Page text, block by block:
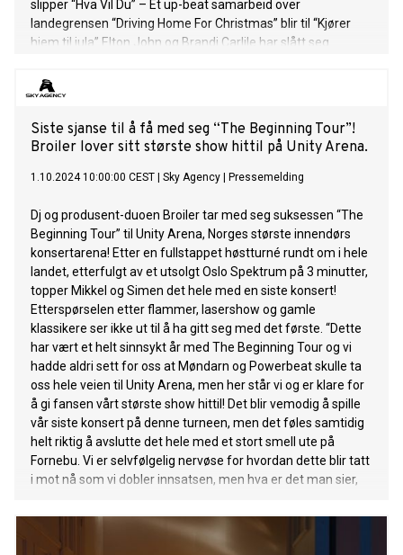
slipper “Hva Vil Du” – Et up-beat samarbeid over
landegrensen “Driving Home For Christmas” blir til “Kjører
hjem til jula” Elton John og Brandi Carlile har slått seg
skrevet av Elton og den amerikanske superstjerne Brandi
Carlile sommeren 2023, da Elton tilpasset seg livet av
scenen og utenfor veien etter å ha fullført sin Farewell
Yellow Brick Road-tour. Låten blir å høre i den kommende
Disney+-dokumentaren “Elton John: Never Too Late”.
Dokumentaren følger Eltons tilbakeblikk på livet og de tidlige
inspirerende reise. Dokumentaren har premiere 13.
desember på Disney+ og er regissert av R.J. Cutler og David
Furnish. Den britiske trioen FLO har slått seg sammen med
GloRilla på den nye låten “In My Bag”. Låten er å finne på
FLOs debutalbum Access All Areas som er ute i dag. MNEK
har vært med på produsent-siden samt bidrat
Siste sjanse til å få med seg “The Beginning Tour”!
Broiler lover sitt største show hittil på Unity Arena.
1.10.2024 10:00:00 CEST Sky Agency Pressemelding
Dj og produsent-duoen Broiler tar med seg suksessen “The
Beginning Tour” til Unity Arena, Norges største innendørs
konsertarena! Etter en fullstappet høstturné rundt om i hele
landet, etterfulgt av et utsolgt Oslo Spektrum på 3 minutter,
topper Mikkel og Simen det hele med en siste konsert!
Etterspørselen etter flammer, lasershow og gamle
klassikere ser ikke ut til å ha gitt seg med det første. “Dette
har vært et helt sinnsykt år med The Beginning Tour og vi
hadde aldri sett for oss at Møndarn og Powerbeat skulle ta
oss hele veien til Unity Arena, men her står vi og er klare for
å gi fansen vårt største show hittil! Det blir vemodig å spille
vår siste konsert på denne turneen, men det føles samtidig
helt riktig å avslutte det hele med et stort smell ute på
Fornebu. Vi er selvfølgelig nervøse for hvordan dette blir tatt
i mot nå som vi dobler innsatsen, men hva er det man sier,
comeback på norsk sammen med Kamelen og Emma